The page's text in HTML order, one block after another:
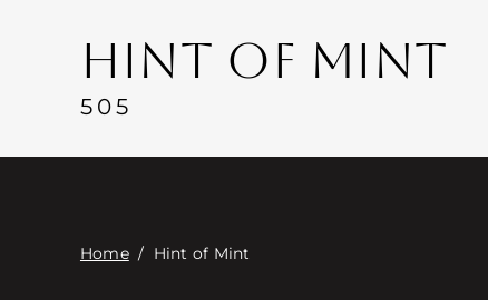
HINT OF MINT
505
Home/ Hint of Mint